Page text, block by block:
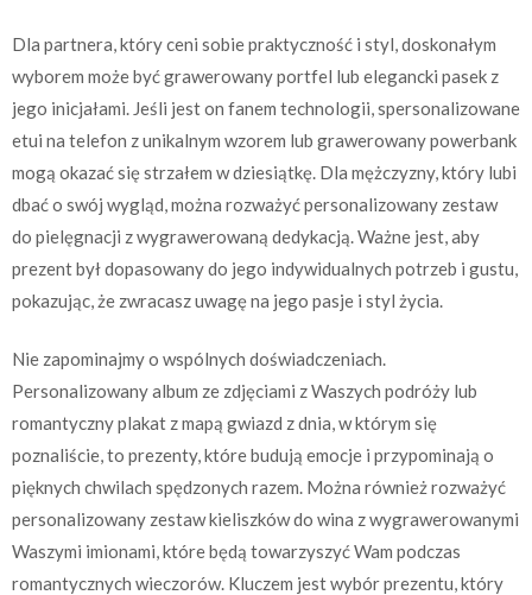
Dla partnera, który ceni sobie praktyczność i styl, doskonałym
wyborem może być grawerowany portfel lub elegancki pasek z
jego inicjałami. Jeśli jest on fanem technologii, spersonalizowane
etui na telefon z unikalnym wzorem lub grawerowany powerbank
mogą okazać się strzałem w dziesiątkę. Dla mężczyzny, który lubi
dbać o swój wygląd, można rozważyć personalizowany zestaw
do pielęgnacji z wygrawerowaną dedykacją. Ważne jest, aby
prezent był dopasowany do jego indywidualnych potrzeb i gustu,
pokazując, że zwracasz uwagę na jego pasje i styl życia.
Nie zapominajmy o wspólnych doświadczeniach.
Personalizowany album ze zdjęciami z Waszych podróży lub
romantyczny plakat z mapą gwiazd z dnia, w którym się
poznaliście, to prezenty, które budują emocje i przypominają o
pięknych chwilach spędzonych razem. Można również rozważyć
personalizowany zestaw kieliszków do wina z wygrawerowanymi
Waszymi imionami, które będą towarzyszyć Wam podczas
romantycznych wieczorów. Kluczem jest wybór prezentu, który